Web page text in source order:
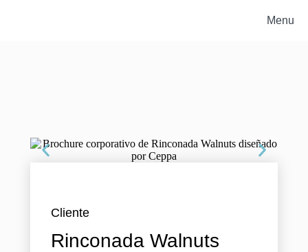
Menu
Cliente
Rinconada Walnuts